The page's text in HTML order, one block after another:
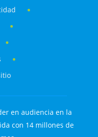
en audiencia en la
con 14 millones de